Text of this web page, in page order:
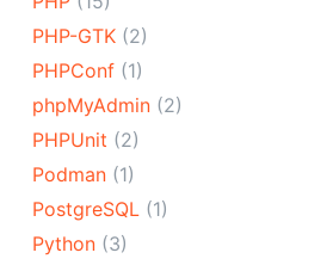
PHP-GTK (2)
PHPConf (1)
phpMyAdmin (2)
PHPUnit (2)
Podman (1)
PostgreSQL (1)
Python (3)